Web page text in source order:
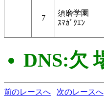
7
須磨学園
ｽﾏｶﾞｸｴﾝ
DNS:欠
前のレースへ 次のレースへ